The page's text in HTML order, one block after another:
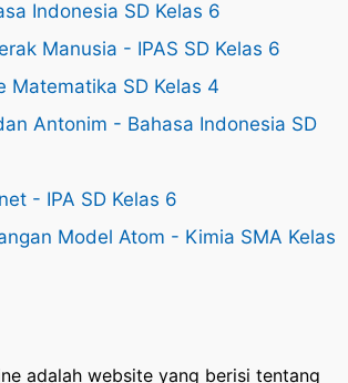
Indonesia SD Kelas 6
Manusia - IPAS SD Kelas 6
Matematika SD Kelas 4
Antonim - Bahasa Indonesia SD
- IPA SD Kelas 6
Model Atom - Kimia SMA Kelas
adalah website yang berisi tentang